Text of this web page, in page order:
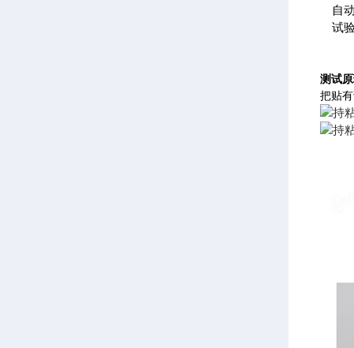
自
试
测试
把贴